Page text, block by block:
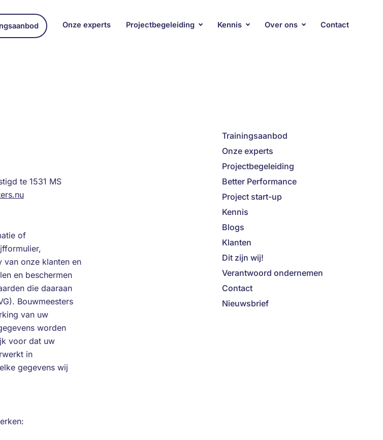
Onze experts Projectbegeleiding Kennis Over ons Contact
te 1531 MS
of
onze klanten en
en beschermen
die daaraan
Bouwmeesters
van uw
worden
voor dat uw
in
gegevens wij
Trainingsaanbod
Onze experts
Projectbegeleiding
Better Performance
Project start-up
Kennis
Blogs
Klanten
Dit zijn wij!
Verantwoord ondernemen
Contact
Nieuwsbrief